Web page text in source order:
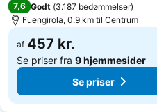
Torremuelle
Sea Life Benalmadena
7,6 Godt (3.187 bedømmelser)
Fuengirola, 0.9 km til Centrum
af 457 kr.
Se priser fra 9 hjemmesider
Se priser